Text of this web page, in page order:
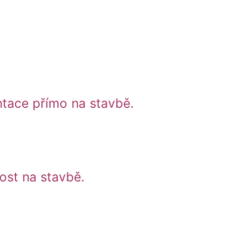
přímo na stavbě.
na stavbě.